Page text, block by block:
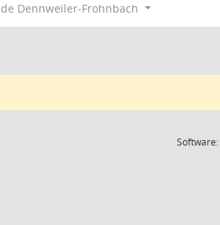
Dennweiler-Frohnbach
Software: